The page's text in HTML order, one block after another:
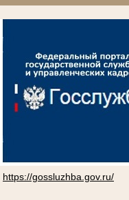
https://gossluzhba.gov.ru/